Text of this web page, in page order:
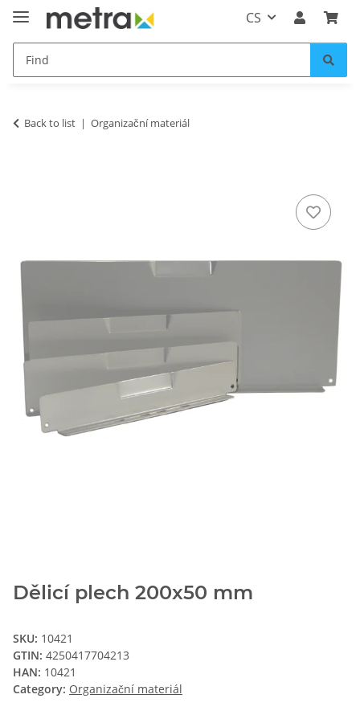
CS
Back to list Organizační materiál
Dělicí plech 200x50 mm
SKU: 10421
GTIN: 4250417704213
HAN: 10421
Category: Organizační materiál